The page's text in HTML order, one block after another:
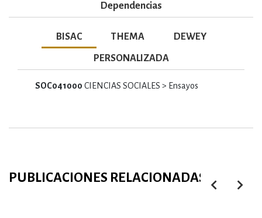
Dependencias
BISAC THEMA DEWEY
PERSONALIZADA
SOC041000 CIENCIAS SOCIALES > Ensayos
PUBLICACIONES RELACIONADAS